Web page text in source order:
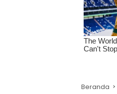
Beranda